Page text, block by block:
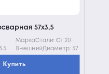
57х3,5
МаркаСтали: Ст 20
ВнешнийДиаметр: 57
Купить